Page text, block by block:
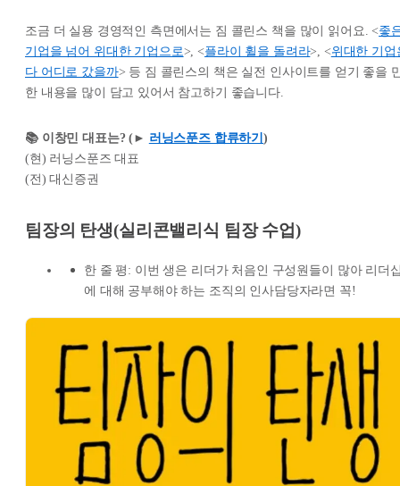
조금 더 실용 경영적인 측면에서는 짐 콜린스 책을 많이 읽어요. <좋
기업을 넘어 위대한 기업으로>, <플라이 휠을 돌려라>, <위대한 기업
다 어디로 갔을까> 등 짐 콜린스의 책은 실전 인사이트를 얻기 좋을
한 내용을 많이 담고 있어서 참고하기 좋습니다.
📚 이창민 대표는? (► 러닝스푼즈 합류하기)
(현) 러닝스푼즈 대표
(전) 대신증권
팀장의 탄생(실리콘밸리식 팀장 수업)
한 줄 평: 이번 생은 리더가 처음인 구성원들이 많아 리더
에 대해 공부해야 하는 조직의 인사담당자라면 꼭!